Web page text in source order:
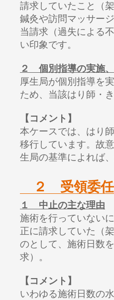
請求していたこと（
鍼灸や訪問マッサー
当請求（過失による
い印象です。
２ 個別指導の実施
厚生局が個別指導を
ため、当該はり師・
【コメント】
本ケースでは、はり
移行しています。故
生局の基準によれば
２ 受領委任
１ 中止の主な理由
施術を行っていない
正に請求していた（
のとして、施術日数
求）。
【コメント】
いわゆる施術日数の